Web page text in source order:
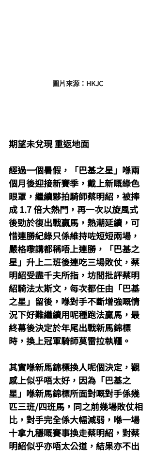
圖片來源：HKJC
期望未兌現 重返地面
經過一個暑假，「巴基之星」喺兩
個月後迎接新賽季，戴上新嘅綠色
眼罩，繼續夥拍騎師蔡明紹，被捧
成 1.7 倍大熱門，再一次以旋風式
後勁於復出戰贏馬，熱潮延續，可
惜連勝紀錄只係維持咗短短兩場，
嚴格嚟講都稱唔上連勝，「巴基之
星」升上二班後連吃三場敗仗，蔡
明紹受盡千夫所指，坊間批評蔡明
紹騎法太斯文，每次都任由「巴基
之星」留後，喺對手不斷增強嘅情
況下好難繼續用呢種跑法贏馬，最
終幕後決定於年尾出戰新馬錦標
時，換上冠軍騎師莫雷拉執韁。
其實喺新馬錦標換人呢個決定，觀
感上似乎唔太好，因為「巴基之
星」喺新馬錦標所面對嘅對手係幾
匹三班/四班馬，同之前幾場敗仗相
比，對手完全係大幅減弱，喺一場
十拿九穩嘅賽事換走蔡明紹，對蔡
明紹似乎亦唔太公道，結果亦不出